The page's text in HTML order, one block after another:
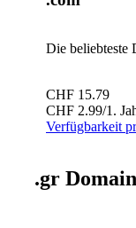
Die beliebteste
CHF 15.79
CHF 2.99/1.
Verfügbarkeit
.gr